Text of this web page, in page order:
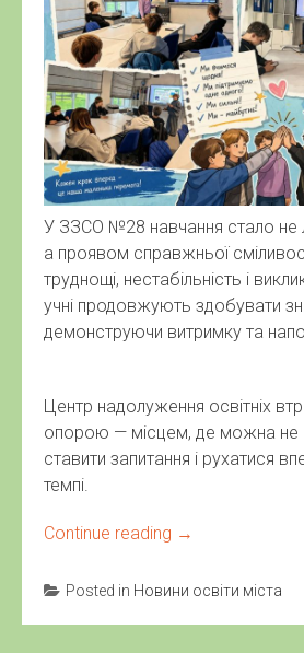
У ЗЗСО №28 навчання стало не
а проявом справжньої
труднощі, нестабільність і
учні продовжують здобувати
демонструючи витримку та
Центр надолуження освітніх
опорою — місцем, де можна не
ставити запитання і рухатися
темпі.
Continue reading →
Posted in Новини освіти міста